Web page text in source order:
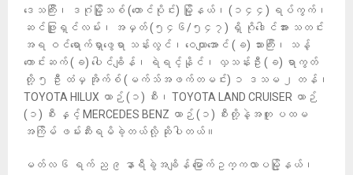
ဒေသကြီး၊ ဒဂုံမြို့သစ် (တောင်ပိုင်း) မြို့နယ်၊ (၁၄၄) ရပ်ကွက်၊
ဆင်ဖြူရှင်လမ်း၊ အမှတ် (၅၄၆/၅၄၇) ရှိ ဂိုဒေါင်အား သတင်း
အရ ဝင်ရောက်ရှာဖွေရာ သန်းလွင်၊ ဝေယျာအောင် (ခ) သားကြီး၊ သန့်
ကောင်းဆက် (ခ) ပေါင်ချိန်၊ ရဲရင့်နိုင်၊ လှသန်းဦး (ခ) ရာကွတ်
တို့ ၅ ဦး ထံမှ အိုက်စ် (မက်သ်အဖက်တမင်း) ၁ ဒသမ ၂ တန်၊
TOYOTA HILUX ယာဉ် (၁) စီး၊ TOYOTA LAND CRUISER ယာဉ်
(၁) စီး နှင့် MERCEDES BENZ ယာဉ် (၁) စီးတို့နဲ့အတူ ပထမ
အကြိမ် ဖမ်းဆီးရမိခဲ့တယ်လို့ ဆိုပါတယ်။
မတ်လ ၆ ရက် ည ၉ နာရီခွဲအချိန် မြောက်ဥက္ကလာပမြို့နယ်၊